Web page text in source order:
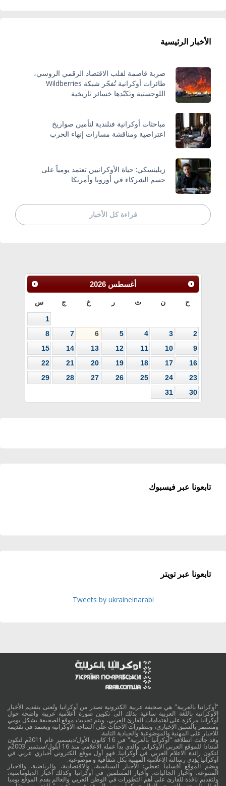
الأخبار الرئيسية
ضربة قاصمة لقلب الاقتصاد الرقمي الروسي،
طائرات أوكرانية تُفجّر شبكة Wildberries
اللوجستية وتكبّدها خسائر تاريخية
مباحثات أوكرانية فنلندية لتأمين صواريخ
اعتراضية ومناقشة مسارات إنهاء الحرب
زيلينسكي: حياة الأوكرانيين تعتمد يومياً على
حسم الشركاء في أوروبا وأمريكا
قراءة كل الأخبار
أغسطس 2026
ح ن ث ر خ ج س
1
2
3
4
5
6
7
8
9
10
11
12
13
14
15
16
17
18
19
20
21
22
23
24
25
26
27
28
29
30
31
تابعونا عبر فيسبوك
تابعونا عبر تويتر
Tweets by ukraineinarabi
"أوكرانيا بالعربية" هي صحيفة عربية الكترونية تصدر من أوكرانيا وتُعنى بتقديم الأخبار
الأوكرانية باللغة العربية ساعية بذلك الى تكوين صورة اعلامية عربية واضحة حول
أوكرانيا مركزة على اهتمامات القارئ العربي، ويتم تحديث موقع الصحيفة بشكل يومي
ومستمر بالسبق الإخباري، وبتطورات الأحداث على الساحة الأوكرانية ويعتمد في تقديمه
للاخبار على المهنية والموضوعية والحيادية التامة.
وقد جائت انطلاقة "أوكرانيا بالعربية" في 16 كانون الأول/ديسمبر عام 2011م لتكون
امتدادا للموقع العربي الاوكراني والذي بدأ عمله الاعلامي منذ 16 أيلول/سبتمبر 2003م
لتكون رائدة الاعلام العربي في أوكرانيا. فهو أول موقع الكتروني أخباري عربي في
أوكرانيا يؤدي رسالته الاعلامية المهنية بكل شفافية و موضوعية.
ويضم الموقع أقساماً تغطي: الأخبار السياسية، والاقتصادية، والرياضية، والاخبار
المتنوعة، وأخبار الجاليات، وأخبار المسلمين في أوكرانيا وكذلك أخبار الدبلوماسية،
ولتقديم نافذة للقارئ على أهم التطورات في الوطن العربي والعالم يقدم الموقع يوميا